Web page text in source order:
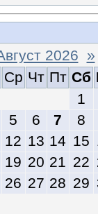
2026 »
Ср Чт Пт Сб
1
5 6 7
8
12 13 14 15
19 20 21 22
26 27 28 29